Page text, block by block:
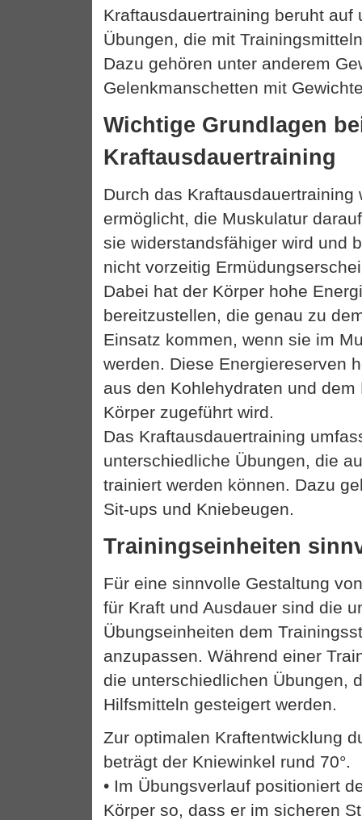
Kraftausdauertraining beruht auf
Übungen, die mit
Dazu gehören unter anderem
Gelenkmanschetten mit
Wichtige Grundlagen
Kraftausdauertraining
Durch das Kraftausdauertraining
ermöglicht, die Muskulatur
sie widerstandsfähiger wird und
nicht vorzeitig
Dabei hat der Körper hohe
bereitzustellen, die genau zu
Einsatz kommen, wenn sie im
werden. Diese Energiereserven
aus den Kohlehydraten und
Körper zugeführt wird.
Das Kraftausdauertraining
unterschiedliche Übungen, die
trainiert werden können. Dazu
Sit-ups und Kniebeugen.
Trainingseinheiten
Für eine sinnvolle Gestaltung
für Kraft und Ausdauer sind die
Übungseinheiten dem
anzupassen. Während einer
die unterschiedlichen Übungen,
Hilfsmitteln gesteigert werden.
Zur optimalen Kraftentwicklung
beträgt der Kniewinkel rund 70°.
• Im Übungsverlauf positioniert
Körper so, dass er im sicheren